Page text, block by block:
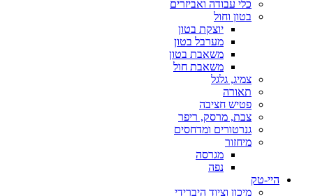
כלי עבודה ואביזרים
בטון וחול
יוצקת בטון
מערבל בטון
משאבת בטון
משאבת חול
צמיג, גלגל
תאורה
פטיש חציבה
צבת, מרסק, ריפר
גנרטורים ומדחסים
מיחזור
מגרסה
נפה
היי-טק
מיכון וציוד היברידי